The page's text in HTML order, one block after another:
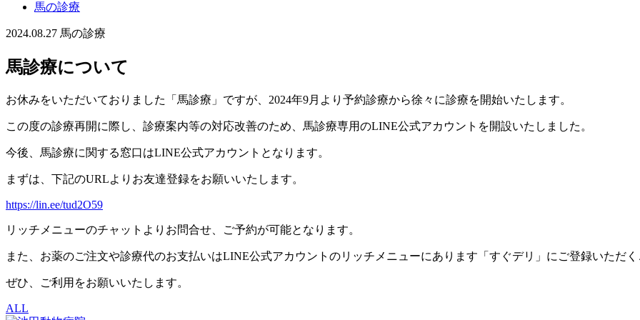
馬の診療
2024.08.27 馬の診療
馬診療について
お休みをいただいておりました「馬診療」ですが、2024年9月より予約診療から徐々に診療を開始いたします。
この度の診療再開に際し、診療案内等の対応改善のため、馬診療専用のLINE公式アカウントを開設いたしました。
今後、馬診療に関する窓口はLINE公式アカウントとなります。
まずは、下記のURLよりお友達登録をお願いいたします。
https://lin.ee/tud2O59
リッチメニューのチャットよりお問合せ、ご予約が可能となります。
また、お薬のご注文や診療代のお支払いはLINE公式アカウントのリッチメニューにあります「すぐデリ」にご登録いただく
ぜひ、ご利用をお願いいたします。
ALL